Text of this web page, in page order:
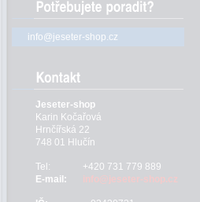
info@jeseter-shop.cz
Jeseter-shop
Karin Kočařová
Hrnčířská 22
748 01 Hlučín
Tel:
+420 731 779 889
E-mail:
info@jeseter-shop.cz